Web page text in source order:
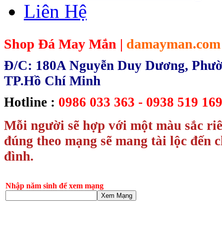
Liên Hệ
Shop Đá May Mắn | damayman.com
Đ/C: 180A Nguyễn Duy Dương,
TP.Hồ Chí Minh
Hotline : 0986 033 363 - 0938 519
Mỗi người sẽ hợp với một màu sắc
đúng theo mạng sẽ mang tài lộc đến
đình.
Nhập năm sinh để xem mạng
Xem Mạng